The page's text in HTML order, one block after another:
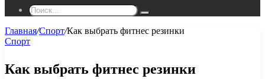
Поиск...
Главная/Спорт/Как выбрать фитнес резинки
Спорт
Как выбрать фитнес резинки